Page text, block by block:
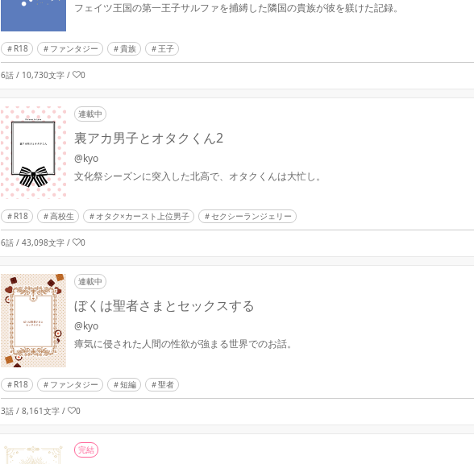
フェイツ王国の第一王子サルファを捕縛した隣国の貴族が彼を躾けた記録。
R18 ファンタジー 貴族 王子
6話 / 10,730文字/ 0
連載中
裏アカ男子とオタクくん2
@kyo
文化祭シーズンに突入した北高で、オタクくんは大忙し。
R18 高校生 オタク×カースト上位男子 セクシーランジェリー
6話 / 43,098文字/ 0
連載中
ぼくは聖者さまとセックスする
@kyo
瘴気に侵された人間の性欲が強まる世界でのお話。
R18 ファンタジー 短編 聖者
3話 / 8,161文字/ 0
完結